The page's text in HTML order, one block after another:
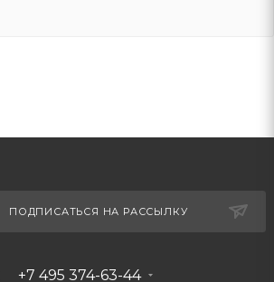
ПОДПИСАТЬСЯ НА РАССЫЛКУ
+7 495 374-63-44